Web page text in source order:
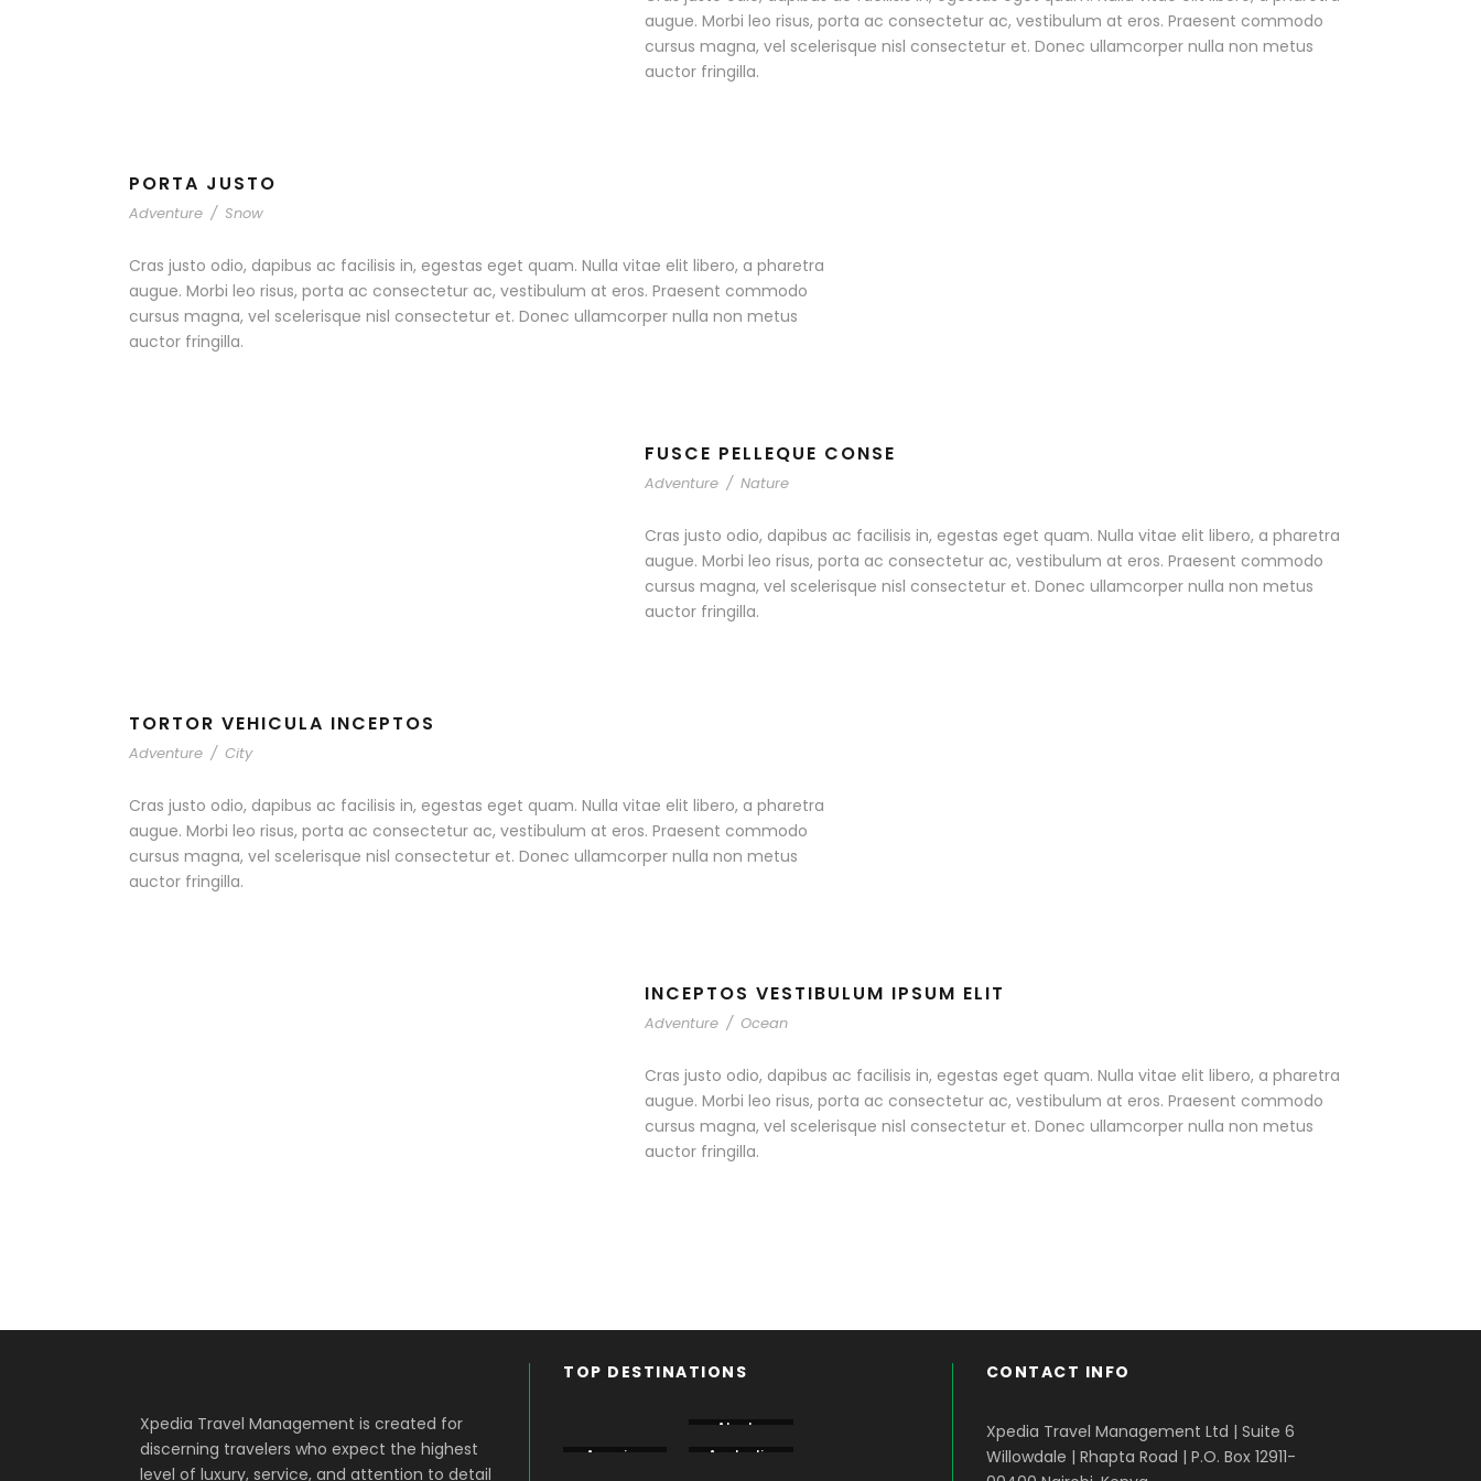
augue. Morbi leo risus, porta ac consectetur ac, vestibulum at eros. Praesent commodo
cursus magna, vel scelerisque nisl consectetur et. Donec ullamcorper nulla non metus
auctor fringilla.
PORTA JUSTO
Adventure / Snow
Cras justo odio, dapibus ac facilisis in, egestas eget quam. Nulla vitae elit libero, a pharetra
augue. Morbi leo risus, porta ac consectetur ac, vestibulum at eros. Praesent commodo
cursus magna, vel scelerisque nisl consectetur et. Donec ullamcorper nulla non metus
auctor fringilla.
FUSCE PELLEQUE CONSE
Adventure / Nature
Cras justo odio, dapibus ac facilisis in, egestas eget quam. Nulla vitae elit libero, a pharetra
augue. Morbi leo risus, porta ac consectetur ac, vestibulum at eros. Praesent commodo
cursus magna, vel scelerisque nisl consectetur et. Donec ullamcorper nulla non metus
auctor fringilla.
TORTOR VEHICULA INCEPTOS
Adventure / City
Cras justo odio, dapibus ac facilisis in, egestas eget quam. Nulla vitae elit libero, a pharetra
augue. Morbi leo risus, porta ac consectetur ac, vestibulum at eros. Praesent commodo
cursus magna, vel scelerisque nisl consectetur et. Donec ullamcorper nulla non metus
auctor fringilla.
INCEPTOS VESTIBULUM IPSUM ELIT
Adventure / Ocean
Cras justo odio, dapibus ac facilisis in, egestas eget quam. Nulla vitae elit libero, a pharetra
augue. Morbi leo risus, porta ac consectetur ac, vestibulum at eros. Praesent commodo
cursus magna, vel scelerisque nisl consectetur et. Donec ullamcorper nulla non metus
auctor fringilla.
Xpedia Travel Management is created for
discerning travelers who expect the highest
level of luxury, service, and attention to detail
TOP DESTINATIONS
Alaska
America
Australia
CONTACT INFO
Xpedia Travel Management Ltd | Suite 6
Willowdale | Rhapta Road | P.O. Box 12911-